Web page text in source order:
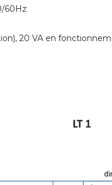
60Hz
20 VA en